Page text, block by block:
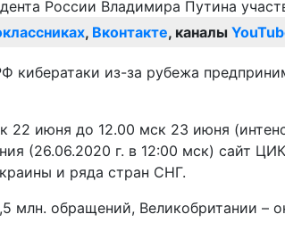
, Вконтакте, каналы
из-за рубежа
июня до 12.00 мск 23 июня
(26.06.2020 г. в 12:00 мск) сайт
и ряда стран СНГ.
обращений, Великобритании –